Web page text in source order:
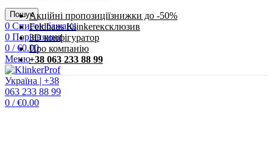
Пошук
0 Список бажань
0 Порівняння
0 / €0.00
Меню
0 / €0.00
Акційні пропозиціїзнижки до -50%
Feldhaus Klinkereксклюзив
3D конфігуратор
Про компанію
+38 063 233 88 99